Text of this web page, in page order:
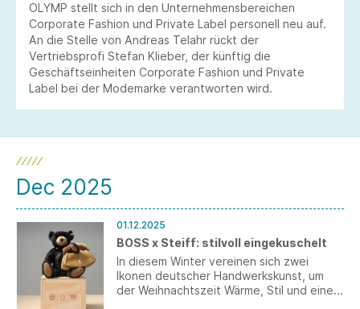
OLYMP stellt sich in den Unternehmensbereichen
Corporate Fashion und Private Label personell neu auf.
An die Stelle von Andreas Telahr rückt der
Vertriebsprofi Stefan Klieber, der künftig die
Geschäftseinheiten Corporate Fashion und Private
Label bei der Modemarke verantworten wird.
Dec 2025
01.12.2025
BOSS x Steiff: stilvoll eingekuschelt
In diesem Winter vereinen sich zwei
Ikonen deutscher Handwerkskunst, um
der Weihnachtszeit Wärme, Stil und eine